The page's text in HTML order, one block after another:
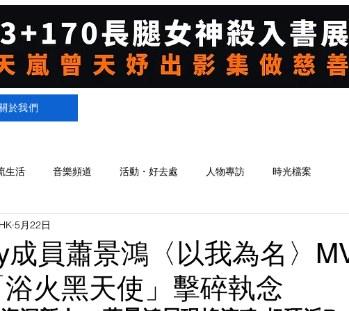
於我們
生活 音樂頻道 活動・好去處 人物專訪 時光檔案
成員蕭景鴻〈以我為名〉
火黑天使」擊碎執念
5月22日